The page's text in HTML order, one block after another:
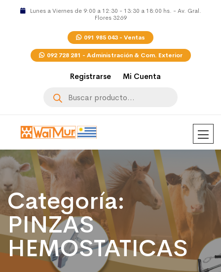
Lunes a Viernes de 9:00 a 12:30 - 13:30 a 18:00 hs. - Av. Gral.
Flores 3269
091 985 043 - Ventas
092 728 281 - Administración & Com. Exterior
Registrarse Mi Cuenta
Categoría:
PINZAS
HEMOSTATICAS